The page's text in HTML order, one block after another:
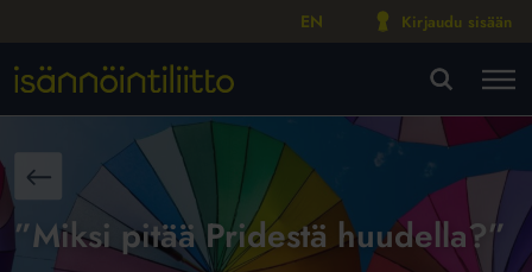
EN Kirjaudu sisään
”Miksi pitää Pridestä huudella?”